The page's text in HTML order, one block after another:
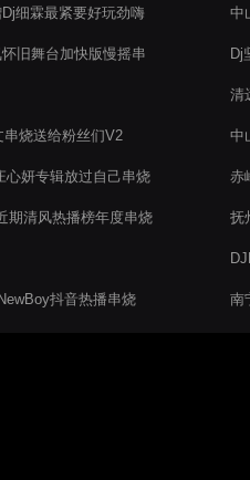
细霖最紧要好玩劲嗨
旧舞台加快版慢摇串
烧送给粉丝们V2
心妍专辑放过自己串烧
期清风热播榜年度串烧
抖音热播串烧
中
Dj
清
中
赤
抚
南